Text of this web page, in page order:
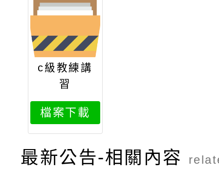
c級教練講
習
檔案下載
最新公告-相關內容